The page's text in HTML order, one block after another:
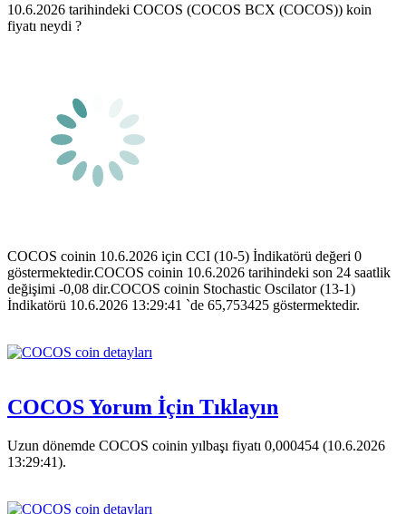
10.6.2026 tarihindeki COCOS (COCOS BCX (COCOS)) koin
fiyatı neydi ?
COCOS coinin 10.6.2026 için CCI (10-5) İndikatörü değeri 0
göstermektedir.COCOS coinin 10.6.2026 tarihindeki son 24 saatlik
değişimi -0,08 dir.COCOS coinin Stochastic Oscilator (13-1)
İndikatörü 10.6.2026 13:29:41 `de 65,753425 göstermektedir.
COCOS Yorum İçin Tıklayın
Uzun dönemde COCOS coinin yılbaşı fiyatı 0,000454 (10.6.2026
13:29:41).